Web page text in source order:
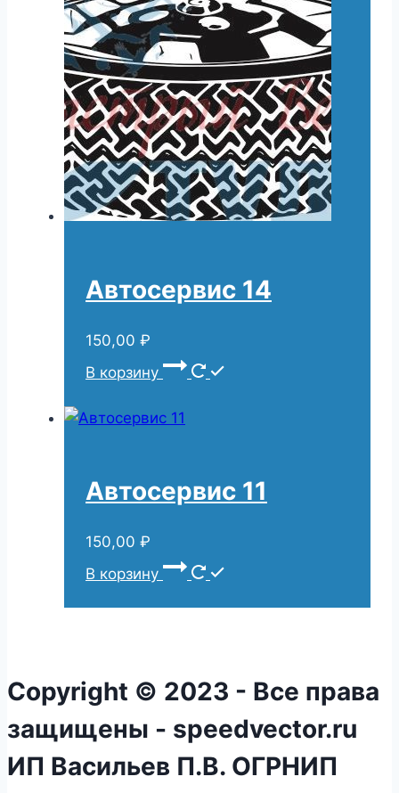
Автосервис 14
150,00 ₽
В корзину
Автосервис 11
150,00 ₽
В корзину
Copyright © 2023 - Все права
защищены - speedvector.ru
ИП Васильев П.В. ОГРНИП